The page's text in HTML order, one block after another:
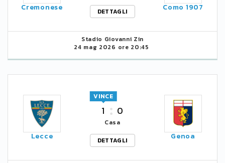
Cremonese
DETTAGLI
Como 1907
Stadio Giovanni Zin
24 mag 2026 ore 20:45
Lecce
1
VINCE
0
Casa
DETTAGLI
Genoa